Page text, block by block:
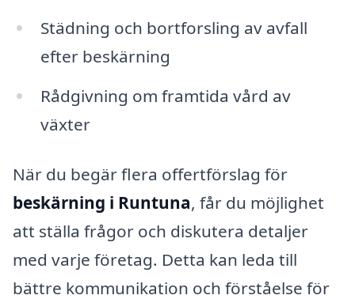
Städning och bortforsling av avfall
efter beskärning
Rådgivning om framtida vård av
växter
När du begär flera offertförslag för
beskärning i Runtuna, får du möjlighet
att ställa frågor och diskutera detaljer
med varje företag. Detta kan leda till
bättre kommunikation och förståelse för